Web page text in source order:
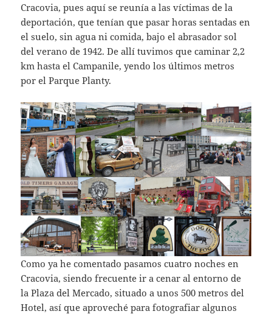
Cracovia, pues aquí se reunía a las víctimas de la
deportación, que tenían que pasar horas sentadas en
el suelo, sin agua ni comida, bajo el abrasador sol
del verano de 1942. De allí tuvimos que caminar 2,2
km hasta el Campanile, yendo los últimos metros
por el Parque Planty.
Como ya he comentado pasamos cuatro noches en
Cracovia, siendo frecuente ir a cenar al entorno de
la Plaza del Mercado, situado a unos 500 metros del
Hotel, así que aproveché para fotografiar algunos